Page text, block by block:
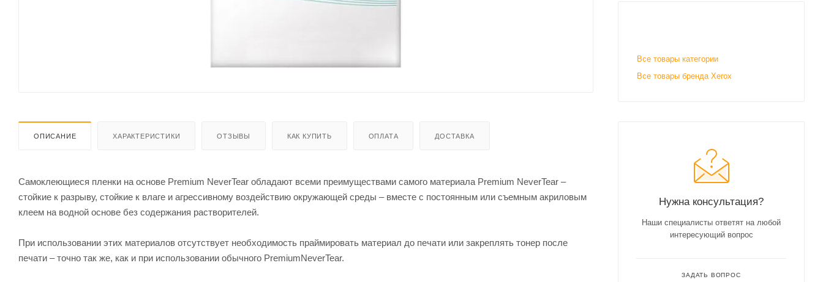
ОПИСАНИЕ ХАРАКТЕРИСТИКИ ОТЗЫВЫ КАК КУПИТЬ ОПЛАТА ДОСТАВКА
Самоклеющиеся пленки на основе Premium NeverTear обладают всеми преимуществами самого материала Premium NeverTear –
стойкие к разрыву, стойкие к влаге и агрессивному воздействию окружающей среды – вместе с постоянным или съемным акриловым
клеем на водной основе без содержания растворителей.
При использовании этих материалов отсутствует необходимость праймировать материал до печати или закреплять тонер после
печати – точно так же, как и при использовании обычного PremiumNeverTear.
Все товары категории
Все товары бренда Xerox
Нужна консультация?
Наши специалисты ответят на любой
интересующий вопрос
ЗАДАТЬ ВОПРОС